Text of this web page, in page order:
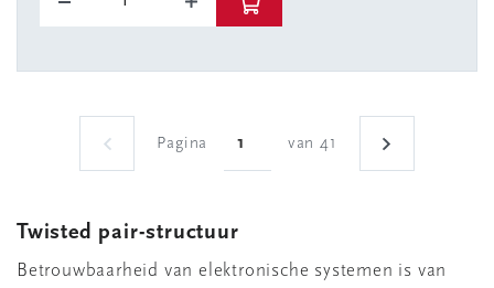
Pagina van 41
Twisted pair-structuur
Betrouwbaarheid van elektronische systemen is van